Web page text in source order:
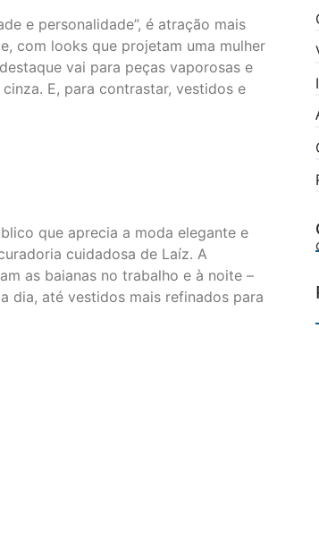
e personalidade”, é atração mais
com looks que projetam uma mulher
vai para peças vaporosas e
E, para contrastar, vestidos e
que aprecia a moda elegante e
cuidadosa de Laíz. A
as baianas no trabalho e à noite –
dia, até vestidos mais refinados para